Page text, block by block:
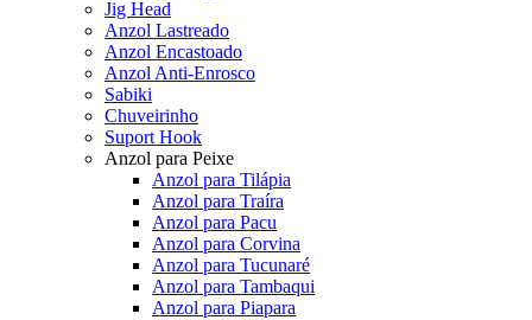
Jig Head
Anzol Lastreado
Anzol Encastoado
Anzol Anti-Enrosco
Sabiki
Chuveirinho
Suport Hook
Anzol para Peixe
Anzol para Tilápia
Anzol para Traíra
Anzol para Pacu
Anzol para Corvina
Anzol para Tucunaré
Anzol para Tambaqui
Anzol para Piapara